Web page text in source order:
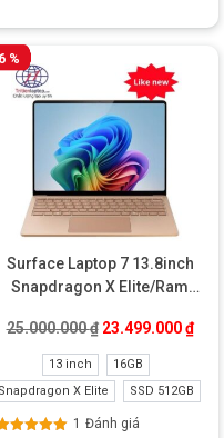
₫.
tại là: 35.999.000 ₫.
6 %
Surface Laptop 7 13.8inch
Snapdragon X Elite/Ram
25.000.000₫ Giá gốc là:
23.499.000₫Giá
13 inch
16GB
Snapdragon X Elite
SSD 512GB
1 Đánh giá